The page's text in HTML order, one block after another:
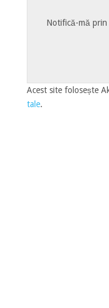
Notifică-mă prin
Acest site folosește
tale.